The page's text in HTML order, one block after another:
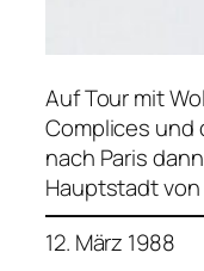
Auf Tour mit
Complices und
nach Paris
Hauptstadt
12. März 1988